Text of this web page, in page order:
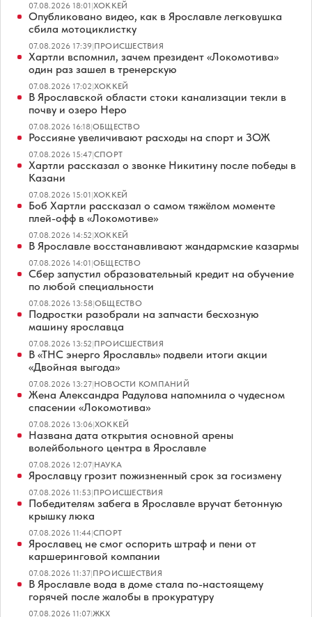
07.08.2026 18:01|ХОККЕЙ
Опубликовано видео, как в Ярославле легковушка
сбила мотоциклистку
07.08.2026 17:39|ПРОИСШЕСТВИЯ
Хартли вспомнил, зачем президент «Локомотива»
один раз зашел в тренерскую
07.08.2026 17:02|ХОККЕЙ
В Ярославской области стоки канализации текли в
почву и озеро Неро
07.08.2026 16:18|ОБЩЕСТВО
Россияне увеличивают расходы на спорт и ЗОЖ
07.08.2026 15:47|СПОРТ
Хартли рассказал о звонке Никитину после победы в
Казани
07.08.2026 15:01|ХОККЕЙ
Боб Хартли рассказал о самом тяжёлом моменте
плей-офф в «Локомотиве»
07.08.2026 14:52|ХОККЕЙ
В Ярославле восстанавливают жандармские казармы
07.08.2026 14:01|ОБЩЕСТВО
Сбер запустил образовательный кредит на обучение
по любой специальности
07.08.2026 13:58|ОБЩЕСТВО
Подростки разобрали на запчасти бесхозную
машину ярославца
07.08.2026 13:52|ПРОИСШЕСТВИЯ
В «ТНС энерго Ярославль» подвели итоги акции
«Двойная выгода»
07.08.2026 13:27|НОВОСТИ КОМПАНИЙ
Жена Александра Радулова напомнила о чудесном
спасении «Локомотива»
07.08.2026 13:06|ХОККЕЙ
Названа дата открытия основной арены
волейбольного центра в Ярославле
07.08.2026 12:07|НАУКА
Ярославцу грозит пожизненный срок за госизмену
07.08.2026 11:53|ПРОИСШЕСТВИЯ
Победителям забега в Ярославле вручат бетонную
крышку люка
07.08.2026 11:44|СПОРТ
Ярославец не смог оспорить штраф и пени от
каршеринговой компании
07.08.2026 11:37|ПРОИСШЕСТВИЯ
В Ярославле вода в доме стала по-настоящему
горячей после жалобы в прокуратуру
07.08.2026 11:07|ЖКХ